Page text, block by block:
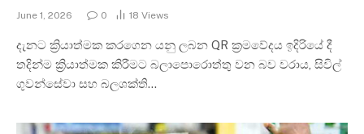
June 1, 2026 0 18 Views
දැනට ක්‍රියාත්මක කරගෙන යනු ලබන QR ක්‍රමවේදය ඉදිරියේ දී
තදින්ම ක්‍රියාත්මක කිරීමට බලාපොරොත්තු වන බව වරාය, සිවිල්
ගුවන්සේවා සහ බලශක්ති…